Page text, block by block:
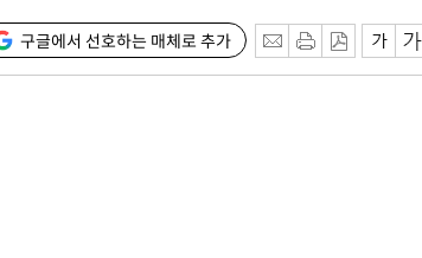
구글에서 선호하는 매체로 추가